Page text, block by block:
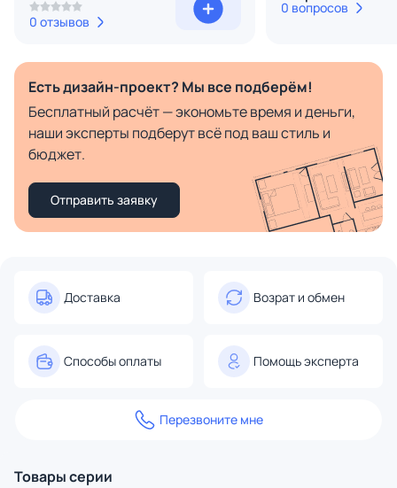
0 отзывов
0 вопросов
Есть дизайн-проект? Мы все подберём!
Бесплатный расчёт — экономьте время и деньги,
наши эксперты подберут всё под ваш стиль и
бюджет.
Отправить заявку
Доставка Возрат и обмен
Способы оплаты Помощь эксперта
Перезвоните мне
Товары серии